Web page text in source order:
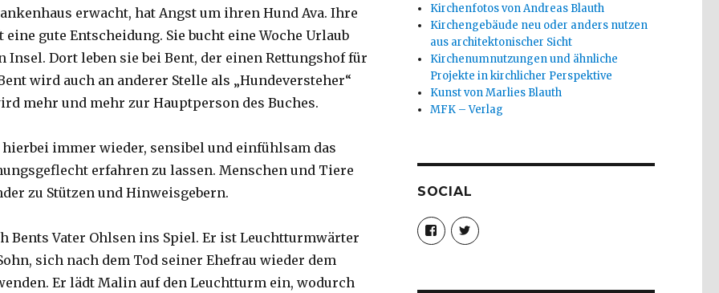
erwacht, hat Angst um ihren Hund Ava. Ihre
gute Entscheidung. Sie bucht eine Woche Urlaub
Insel. Dort leben sie bei Bent, der einen Rettungshof für
wird auch an anderer Stelle als „Hundeversteher“
mehr und mehr zur Hauptperson des Buches.
hierbei immer wieder, sensibel und einfühlsam das
erfahren zu lassen. Menschen und Tiere
zu Stützen und Hinweisgebern.
Bents Vater Ohlsen ins Spiel. Er ist Leuchtturmwärter
sich nach dem Tod seiner Ehefrau wieder dem
Er lädt Malin auf den Leuchtturm ein, wodurch
Kirchenfotos von Andreas Blauth
Kirchengebäude neu oder anders nutzen
aus architektonischer Sicht
Kirchenumnutzungen und ähnliche
Projekte in kirchlicher Perspektive
Kunst von Marlies Blauth
MFK – Verlag
SOCIAL
Profil
von
christoph.fleischer1
anzeigen
Profil
von
anzeigen